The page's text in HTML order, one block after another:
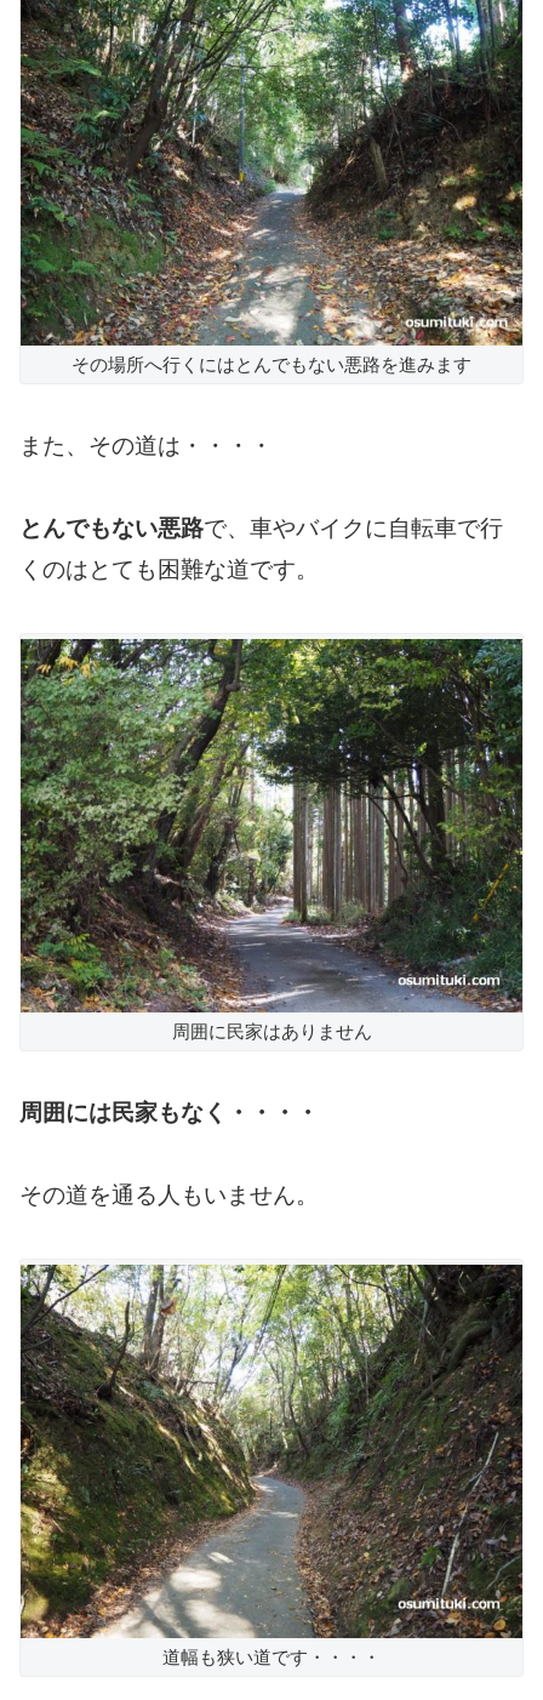
その場所へ行くにはとんでもない悪路を進みます
また、その道は・・・・
とんでもない悪路で、車やバイクに自転車で行
くのはとても困難な道です。
周囲に民家はありません
周囲には民家もなく・・・・
その道を通る人もいません。
道幅も狭い道です・・・・